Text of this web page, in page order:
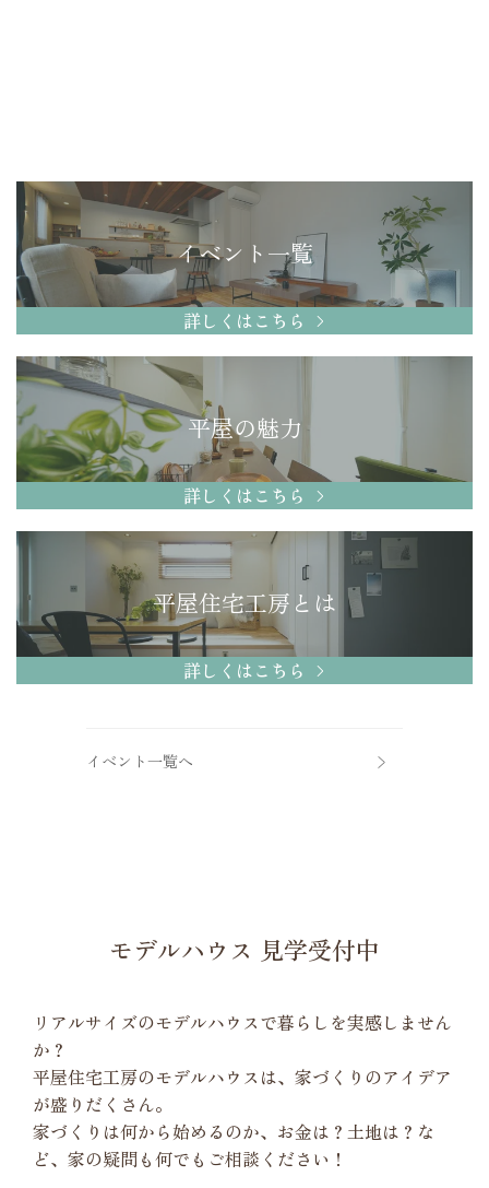
イベント一覧
詳しくはこちら
平屋の魅力
詳しくはこちら
平屋住宅工房とは
詳しくはこちら
イベント一覧へ
モデルハウス 見学受付中
リアルサイズのモデルハウスで暮らしを実感しません
か？
平屋住宅工房のモデルハウスは、家づくりのアイデア
が盛りだくさん。
家づくりは何から始めるのか、お金は？土地は？な
ど、家の疑問も何でもご相談ください！